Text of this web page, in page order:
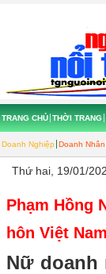
TRANG CHỦ THỜI TRANG
Doanh Nghiệp Doanh Nhân
Thứ hai, 19/01/
Phạm Hồng
hôn Việt
Nữ doanh